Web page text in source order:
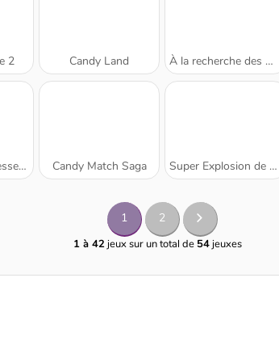
2 Candy Land À la recherche des œufs perdus
Candy Match Saga Super Explosion de Bonbons
1 2
1 à 42jeux sur un total de54jeuxes